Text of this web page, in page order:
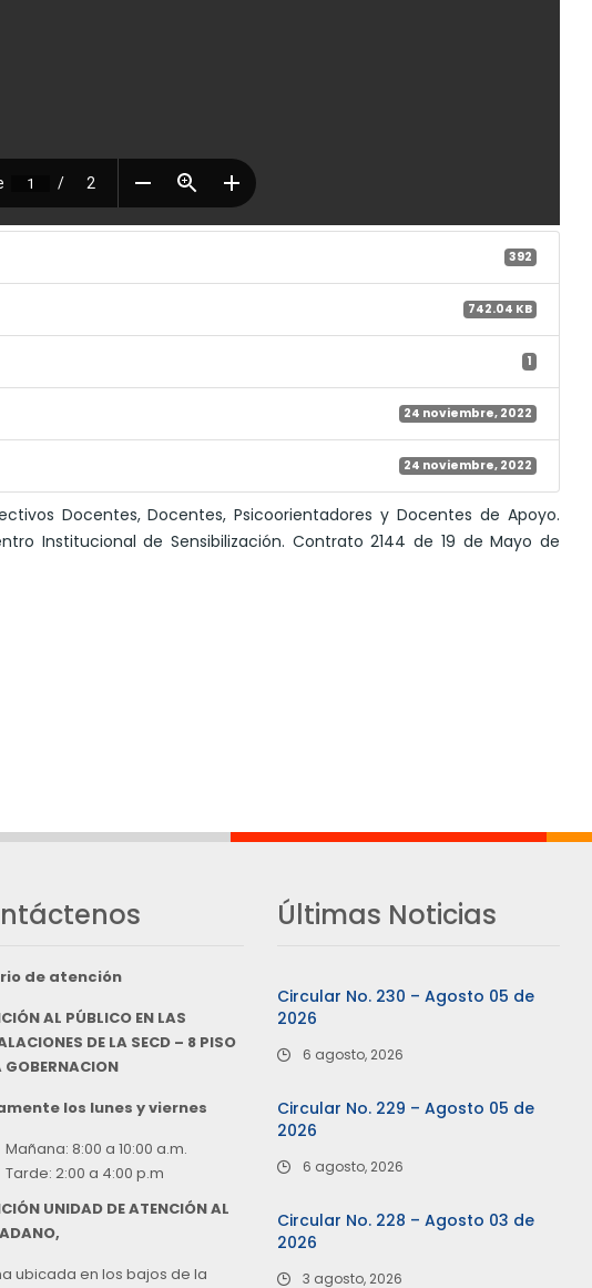
392
742.04 KB
1
24 noviembre, 2022
24 noviembre, 2022
Docentes, Docentes, Psicoorientadores y Docentes de Apoyo.
Institucional de Sensibilización. Contrato 2144 de 19 de Mayo de
de atención
AL PÚBLICO EN LAS
DE LA SECD – 8 PISO
GOBERNACION
los lunes y viernes
Mañana: 8:00 a 10:00 a.m.
Tarde: 2:00 a 4:00 p.m
UNIDAD DE ATENCIÓN AL
ubicada en los bajos de la
Últimas Noticias
Circular No. 230 – Agosto 05 de
2026
6 agosto, 2026
Circular No. 229 – Agosto 05 de
2026
6 agosto, 2026
Circular No. 228 – Agosto 03 de
2026
3 agosto, 2026